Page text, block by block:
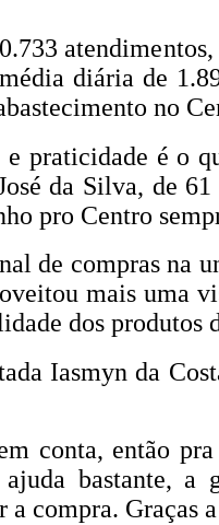
diária de
no
praticidade é o
da Silva, de
pro Centro
de compras na
mais uma
dos produtos
Iasmyn da
conta, então
bastante,
a compra. Graças